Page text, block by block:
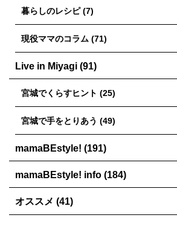
暮らしのレシピ (7)
現役ママのコラム (71)
Live in Miyagi (91)
宮城でくらすヒント (25)
宮城で手をとりあう (49)
mamaBEstyle! (191)
mamaBEstyle! info (184)
オススメ (41)